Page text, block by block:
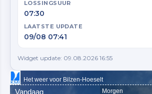
LOSSINGSUUR
07:30
LAATSTE UPDATE
09/08 07:41
Widget update: 09.08.2026 16:55